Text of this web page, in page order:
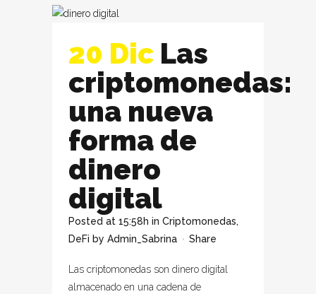
20 Dic Las
criptomonedas:
una nueva
forma de
dinero
digital
Posted at 15:58h in Criptomonedas,
DeFi by Admin_Sabrina Share
Las criptomonedas son dinero digital
almacenado en una cadena de